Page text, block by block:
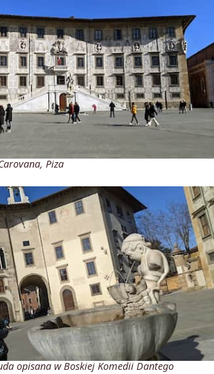
Piza
opisana w Boskiej Komedii Dantego